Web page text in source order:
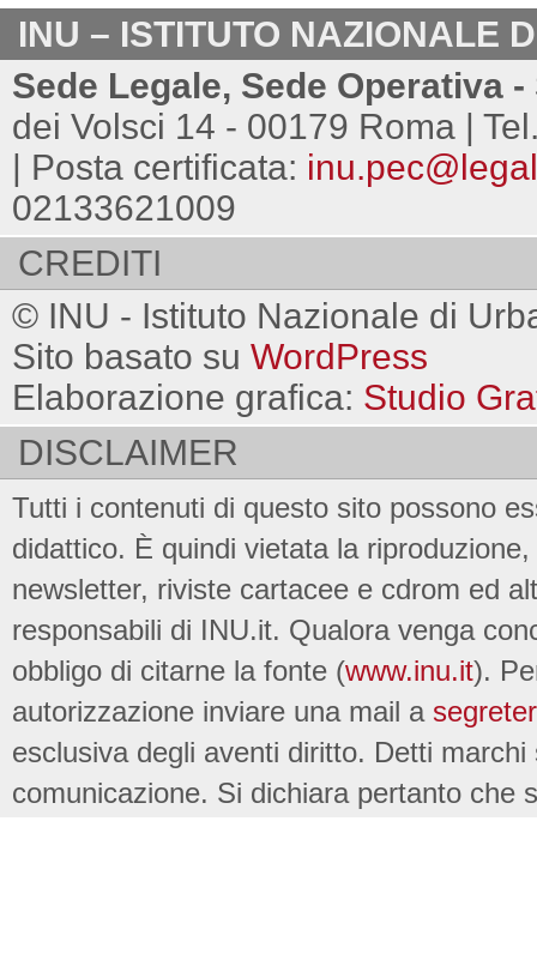
INU – ISTITUTO NAZIONALE
Sede Legale, Sede Operativa
dei Volsci 14 - 00179 Roma |
| Posta certificata:
02133621009
CREDITI
© INU - Istituto Nazionale di
Sito basato su WordPress
Elaborazione grafica: Studio
DISCLAIMER
Tutti i contenuti di questo sito possono
didattico. È quindi vietata la
newsletter, riviste cartacee e cdrom ed
responsabili di INU.it. Qualora venga
obbligo di citarne la fonte (www.inu.it).
autorizzazione inviare una mail a
esclusiva degli aventi diritto. Detti
comunicazione. Si dichiara pertanto che